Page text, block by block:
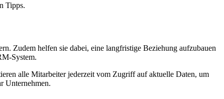
Tipps.
Zudem helfen sie dabei, eine langfristige Beziehung aufzubauen
System.
alle Mitarbeiter jederzeit vom Zugriff auf aktuelle Daten, um
Unternehmen.